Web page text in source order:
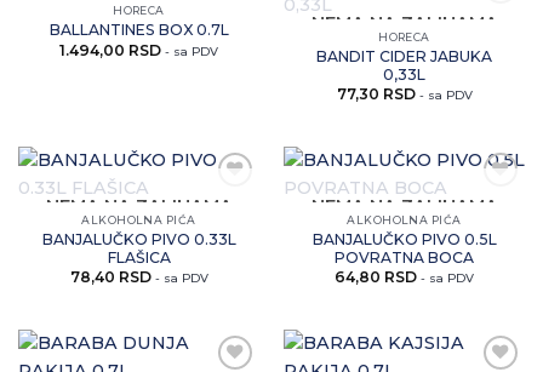
ovaj
artikal
NEMA NA ZALIHAMA
HORECA
BALLANTINES BOX 0.7L
1.494,00 RSD - sa PDV
Zaprati
artikal
NEMA NA ZALIHAMA
HORECA
BANDIT CIDER JABUKA
0,33L
77,30 RSD - sa PDV
Zaprati
artikal
NEMA NA ZALIHAMA
ALKOHOLNA PIĆA
BANJALUČKO PIVO 0.33L
FLAŠICA
78,40 RSD - sa PDV
Zaprati
artikal
NEMA NA ZALIHAMA
ALKOHOLNA PIĆA
BANJALUČKO PIVO 0.5L
POVRATNA BOCA
64,80 RSD - sa PDV